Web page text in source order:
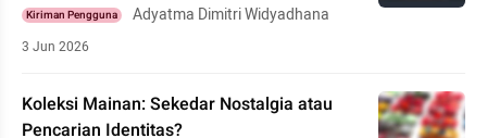
Kiriman Pengguna Adyatma Dimitri Widyadhana
3 Jun 2026
Koleksi Mainan: Sekedar Nostalgia atau
Pencarian Identitas?